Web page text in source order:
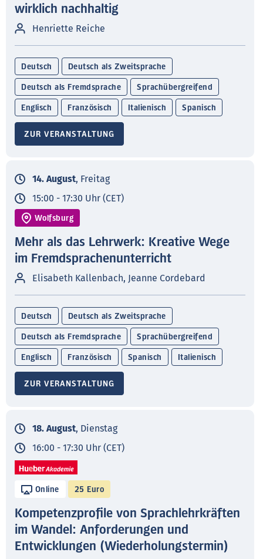
wirklich nachhaltig
Henriette Reiche
Deutsch Deutsch als Zweitsprache
Deutsch als Fremdsprache Sprachübergreifend
Englisch Französisch Italienisch Spanisch
ZUR VERANSTALTUNG
14. August, Freitag
15:00 - 17:30 Uhr (CET)
Wolfsburg
Mehr als das Lehrwerk: Kreative Wege
im Fremdsprachenunterricht
Elisabeth Kallenbach, Jeanne Cordebard
Deutsch Deutsch als Zweitsprache
Deutsch als Fremdsprache Sprachübergreifend
Englisch Französisch Spanisch Italienisch
ZUR VERANSTALTUNG
18. August, Dienstag
16:00 - 17:30 Uhr (CET)
Online 25 Euro
Kompetenzprofile von Sprachlehrkräften
im Wandel: Anforderungen und
Entwicklungen (Wiederholungstermin)